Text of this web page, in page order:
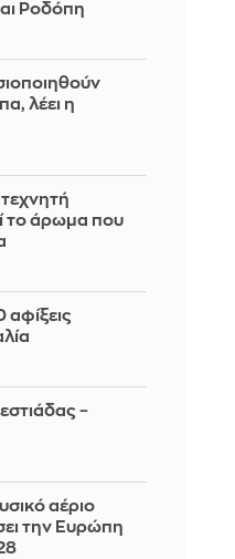
Ροδόπη
λέει η
το άρωμα που
αφίξεις
–
αέριο
την Ευρώπη